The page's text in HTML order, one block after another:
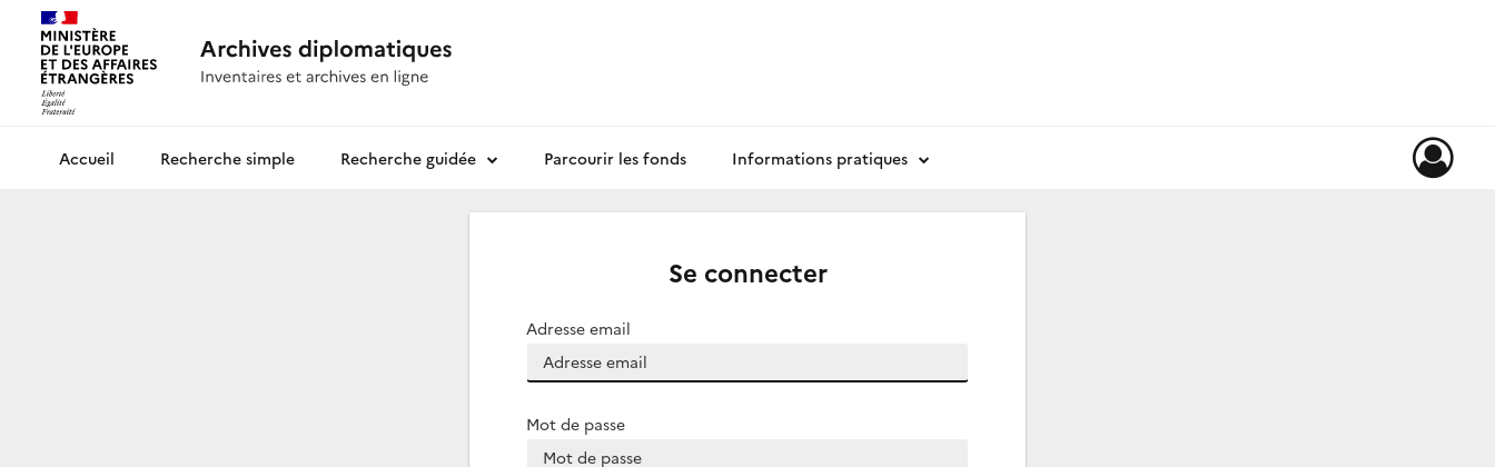
Archives diplomatiquesRecherche simple Recherche guidée Parcourir les fonds Informations pratiques
Se connecter
Adresse email
Mot de passe